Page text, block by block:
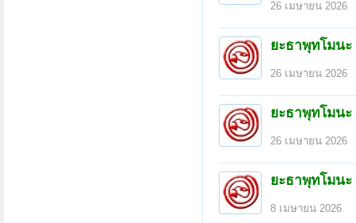
26 เมษายน 2026
ยะธาพุทโมนะ
26 เมษายน 2026
ยะธาพุทโมนะ
26 เมษายน 2026
ยะธาพุทโมนะ
8 เมษายน 2026